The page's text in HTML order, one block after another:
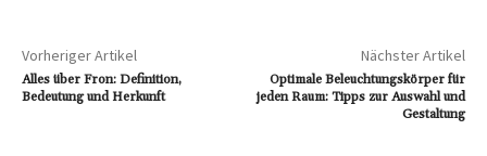
Vorheriger Artikel
Alles über Fron: Definition,
Bedeutung und Herkunft
Nächster Artikel
Optimale Beleuchtungskörper für
jeden Raum: Tipps zur Auswahl und
Gestaltung